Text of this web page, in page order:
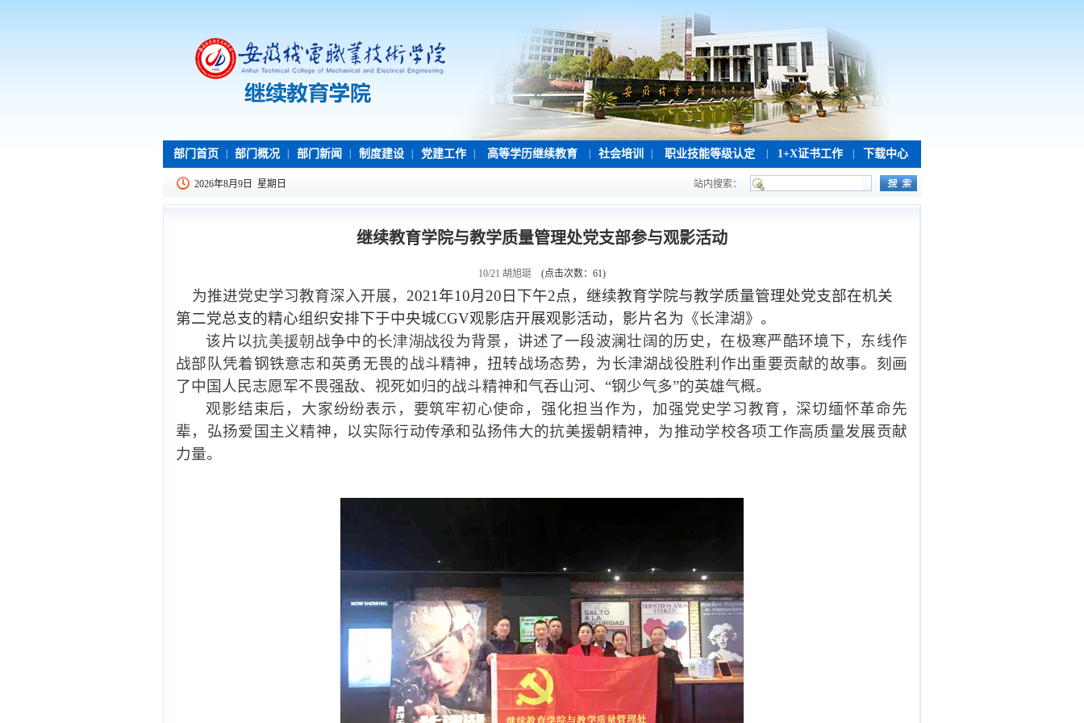
部门首页 部门概况 部门新闻 制度建设 党建工作 高等学历继续教育 社会培训 职业技能等级认定 1+X证书工作 下载中心
2026年8月9日 星期日 站内搜索：
继续教育学院与教学质量管理处党支部参与观影活动
10/21 胡旭珽 (点击次数： 61)
为推进党史学习教育深入开展， 2021 年10月 20 日下午2点 ， 继续教育学院与教学质量管理处党支部在机关
第二党总支的精心组织安排下于中央城CGV观影店开展观影活动，影片名为 《长津湖》。
该片以抗美援朝战争中的长津湖战役为背景，讲述了一段波澜壮阔的历史，在极寒严酷环境下，东线作
战部队凭着钢铁意志和英勇无畏的战斗精神，扭转战场态势，为长津湖战役胜利作出重要贡献的故事。刻画
了中国人民志愿军不畏强敌、视死如归的战斗精神和气吞山河、 “钢少气多”的英雄气概。
观影结束后，大家纷纷表示，要筑牢初心使命，强化担当作为，加强党史学习教育，深切缅怀革命先
辈，弘扬爱国主义精神，以实际行动传承和弘扬伟大的抗美援朝精神， 为推动学校各项工作高质量发展贡献
力量。